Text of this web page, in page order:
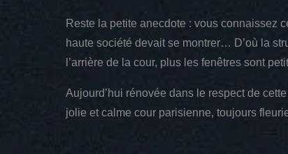
Reste la petite anecdote : vous connaissez
haute société devait se montrer… D’où la
l’arrière de la cour, plus les fenêtres sont
Aujourd’hui rénovée dans le respect de
jolie et calme cour parisienne, toujours